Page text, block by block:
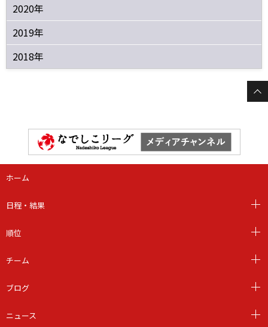
2020年
2019年
2018年
ホーム
日程・結果
順位
チーム
ブログ
ニュース